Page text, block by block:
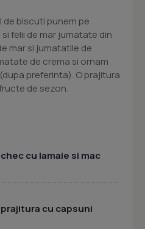
biscuti punem pe
felii de mar jumatate din
mar si jumatatile de
de crema si ornam
preferinta). O prajitura
de sezon.
cu lamaie si mac
cu capsuni